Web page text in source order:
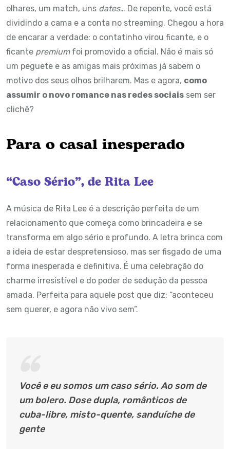
olhares, um match, uns dates… De repente, você está
dividindo a cama e a conta no streaming. Chegou a hora
de encarar a verdade: o contatinho virou ficante, e o
ficante premium foi promovido a oficial. Não é mais só
um peguete e as amigas mais próximas já sabem o
motivo dos seus olhos brilharem. Mas e agora, como
assumir o novo romance nas redes sociais sem ser
clichê?
Para o casal inesperado
“Caso Sério”, de Rita Lee
A música de Rita Lee é a descrição perfeita de um
relacionamento que começa como brincadeira e se
transforma em algo sério e profundo. A letra brinca com
a ideia de estar despretensioso, mas ser fisgado de uma
forma inesperada e definitiva. É uma celebração do
charme irresistível e do poder de sedução da pessoa
amada. Perfeita para aquele post que diz: “aconteceu
sem querer, e agora não vivo sem”.
Você e eu somos um caso sério. Ao som de
um bolero. Dose dupla, românticos de
cuba-libre, misto-quente, sanduíche de
gente